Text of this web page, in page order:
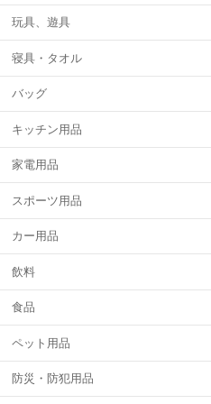
玩具、遊具
寝具・タオル
バッグ
キッチン用品
家電用品
スポーツ用品
カー用品
飲料
食品
ペット用品
防災・防犯用品